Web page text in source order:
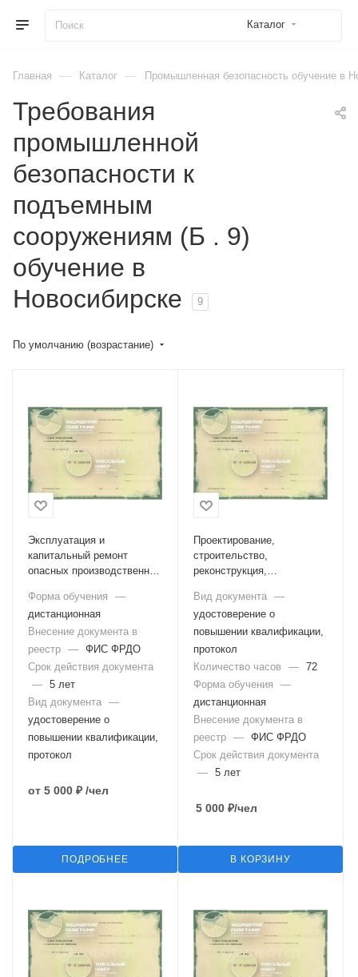
Каталог
Главная — Каталог — Промышленная безопасность обучение в
Требования
промышленной
безопасности к
подъемным
сооружениям (Б . 9)
обучение в
Новосибирске
9
По умолчанию (возрастание)
Эксплуатация и
капитальный ремонт
опасных производственных
используются эскалаторы
в метрополитенах,
эксплуатация (в том числе
обслуживание и ремонт)
эскалаторов в
метрополитенах (Б.9.1)
Форма обучения
—
дистанционная
Внесение документа в
реестр — ФИС ФРДО
Срок действия документа
— 5 лет
Вид документа —
удостоверение о
повышении квалификации,
протокол
от 5 000 ₽ /чел
ПОДРОБНЕЕ
Проектирование,
строительство,
реконструкция,
перевооружение,
консервация и ликвидация
опасных производственных
объектов, на которых
используются эскалаторы
в метрополитенах, а также
изготовление, монтаж и
наладка эскалаторов
(Б.9.2)
Вид документа —
удостоверение о
повышении квалификации,
протокол
Количество часов
— 72
Форма обучения
—
дистанционная
Внесение документа в
реестр — ФИС ФРДО
Срок действия документа
— 5 лет
5 000 ₽/чел
В КОРЗИНУ